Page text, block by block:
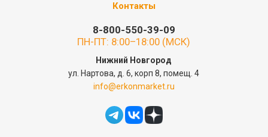
Контакты
8-800-550-39-09
ПН-ПТ: 8:00–18:00 (МСК)
Нижний Новгород
ул. Нартова, д. 6, корп 8, помещ. 4
info@erkonmarket.ru